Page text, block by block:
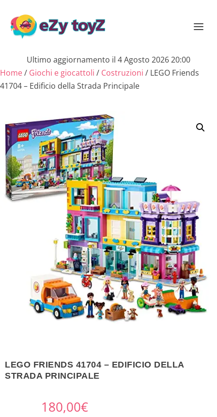
Ultimo aggiornamento il 4 Agosto 2026 20:00
Home/ Giochi e giocattoli / Costruzioni / LEGO Friends
41704 – Edificio della Strada Principale
LEGO FRIENDS 41704 – EDIFICIO DELLA
STRADA PRINCIPALE
180,00€